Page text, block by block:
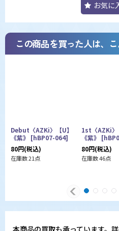
お気に
この商品を買った人は、
Debut〈AZKi〉【U】
《紫》 [hBP07-064]
80円(税込)
在庫数 21点
1st〈AZKi〉
《紫》 [
80円(税込)
在庫数 46点